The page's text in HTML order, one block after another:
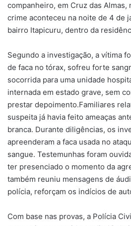
companheiro, em Cruz das Almas,
crime aconteceu na noite de 4 de
bairro Itapicuru, dentro da
Segundo a investigação, a vítima
de faca no tórax, sofreu forte
socorrida para uma unidade
internada em estado grave, sem
prestar depoimento.Familiares
suspeita já havia feito ameaças
branca. Durante diligências, os
apreenderam a faca usada no
sangue. Testemunhas foram
ter presenciado o momento da
também reuniu mensagens de
polícia, reforçam os indícios de
Com base nas provas, a Polícia